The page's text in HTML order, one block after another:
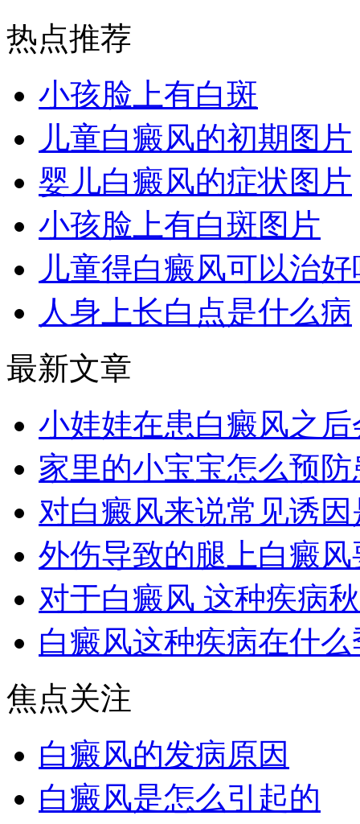
热点推荐
小孩脸上有白斑
儿童白癜风的初期图片
婴儿白癜风的症状图片
小孩脸上有白斑图片
儿童得白癜风可以治好
人身上长白点是什么病
最新文章
小娃娃在患白癜风之
家里的小宝宝怎么预
对白癜风来说常见诱
外伤导致的腿上白癜
对于白癜风 这种疾病
白癜风这种疾病在什
焦点关注
白癜风的发病原因
白癜风是怎么引起的